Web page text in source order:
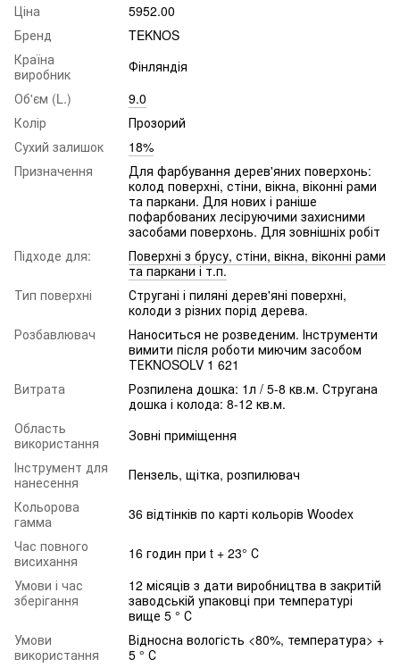
Ціна
5952.00
Бренд
TEKNOS
Країна
виробник
Фінляндія
Об'єм (L.)
9.0
Колір
Прозорий
Сухий залишок
18%
Призначення
Для фарбування дерев'яних поверхонь:
колод поверхні, стіни, вікна, віконні рами
та паркани. Для нових і раніше
пофарбованих лесіруючими захисними
засобами поверхонь. Для зовнішніх робіт
Підходе для:
Поверхні з брусу, стіни, вікна, віконні рами
та паркани і т.п.
Тип поверхні
Стругані і пиляні дерев'яні поверхні,
колоди з різних порід дерева.
Розбавлювач
Наноситься не розведеним. Інструменти
вимити після роботи миючим засобом
ТЕKNOSOLV 1 621
Витрата
Розпилена дошка: 1л / 5-8 кв.м. Стругана
дошка і колода: 8-12 кв.м.
Область
використання
Зовні приміщення
Інструмент для
нанесення
Пензель, щітка, розпилювач
Кольорова
гамма
36 відтінків по карті кольорів Woodex
Час повного
висихання
16 годин при t + 23° С
Умови і час
зберігання
12 місяців з дати виробництва в закритій
заводській упаковці при температурі
вище 5 ° С
Умови
використання
Відносна вологість <80%, температура> +
5 ° С